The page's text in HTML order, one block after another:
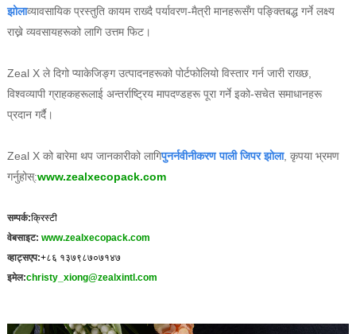
झोलाव्यावसायिक प्रस्तुति कायम राख्दै पर्यावरण-मैत्री मानहरूसँग पङ्क्तिबद्ध गर्ने लक्ष्य
राख्ने व्यवसायहरूको लागि उत्तम फिट।
Zeal X ले दिगो प्याकेजिङ्ग उत्पादनहरूको पोर्टफोलियो विस्तार गर्न जारी राख्छ,
विश्वव्यापी ग्राहकहरूलाई अन्तर्राष्ट्रिय मापदण्डहरू पूरा गर्ने इको-सचेत समाधानहरू
प्रदान गर्दै।
Zeal X को बारेमा थप जानकारीको लागिपुनर्नवीनीकरण पाली जिपर झोला, कृपया भ्रमण
गर्नुहोस्:www.zealxecopack.com
सम्पर्क:क्रिस्टी
वेबसाइट: www.zealxecopack.com
व्हाट्सएप:+८६ १३७९८७०७१४७
इमेल:christy_xiong@zealxintl.com